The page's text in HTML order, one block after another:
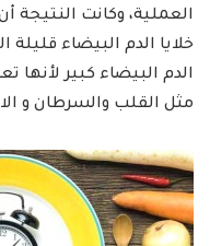
العملية، وكانت النتيجة
خلايا الدم البيضاء قليلة
الدم البيضاء كبير
مثل القلب والسرطان و